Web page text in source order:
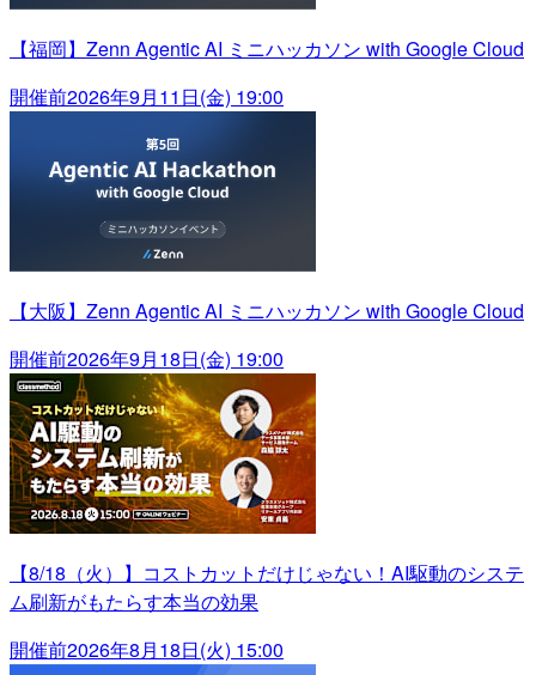
【福岡】Zenn Agentic AI ミニハッカソン with Google Cloud
開催前2026年9月11日(金) 19:00
【大阪】Zenn Agentic AI ミニハッカソン with Google Cloud
開催前2026年9月18日(金) 19:00
【8/18（火）】コストカットだけじゃない！AI駆動のシステ
ム刷新がもたらす本当の効果
開催前2026年8月18日(火) 15:00